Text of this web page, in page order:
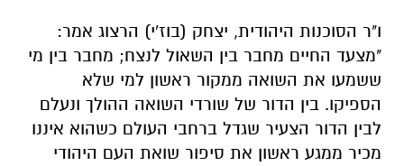
ו"ר הסוכנות היהודית, יצחק (בוז'י) הרצוג אמר:
"מצעד החיים מחבר בין השאול לנצח; מחבר בין מי
ששמעו את השואה ממקור ראשון למי שלא
הספיקו. בין הדור של שורדי השואה ההולך ונעלם
לבין הדור הצעיר שגדל ברחבי העולם כשהוא איננו
מכיר ממגע ראשון את סיפור שואת העם היהודי